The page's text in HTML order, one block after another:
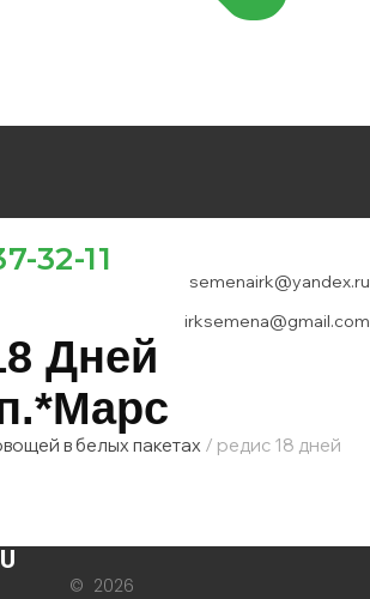
32-11
semenairk@yandex.ru
irksemena@gmail.com
Дней
в белых пакетах / редис 18 дней
© 2026